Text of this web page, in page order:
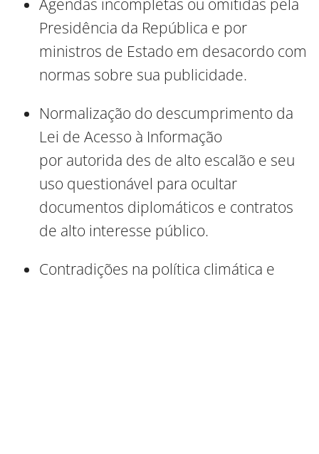
Agendas incompletas ou omitidas pela
Presidência da República e por
ministros de Estado em desacordo com
normas sobre sua publicidade.
Normalização do descumprimento da
Lei de Acesso à Informação
por autorida des de alto escalão e seu
uso questionável para ocultar
documentos diplomáticos e contratos
de alto interesse público.
Contradições na política climática e